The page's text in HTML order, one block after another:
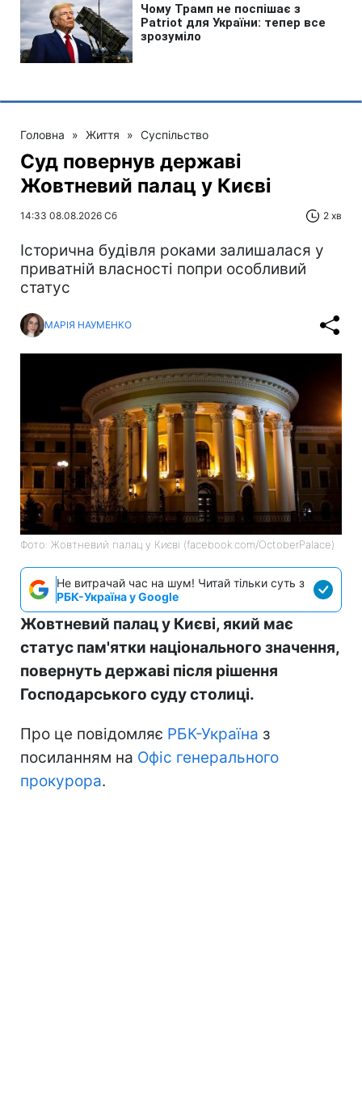
Головна » Життя » Суспільство
Суд повернув державі
Жовтневий палац у Києві
14:33 08.08.2026 Сб 2 хв
Історична будівля роками залишалася у
приватній власності попри особливий
статус
МАРІЯ НАУМЕНКО
Фото: Жовтневий палац у Києві (facebook.com/OctoberPalace)
Не витрачай час на шум! Читай тільки суть з
РБК-Україна у Google
Жовтневий палац у Києві, який має
статус пам'ятки національного значення,
повернуть державі після рішення
Господарського суду столиці.
Про це повідомляє РБК-Україна з
посиланням на Офіс генерального
прокурора.